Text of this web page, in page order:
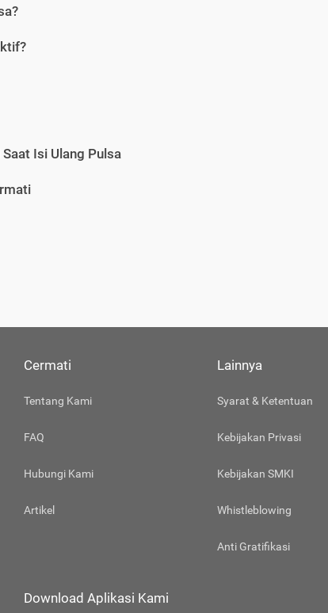
Isi Ulang Pulsa
Cermati
Tentang Kami
FAQ
Hubungi Kami
Artikel
Lainnya
Syarat & Ketentuan
Kebijakan Privasi
Kebijakan SMKI
Whistleblowing
Anti Gratifikasi
Download Aplikasi Kami